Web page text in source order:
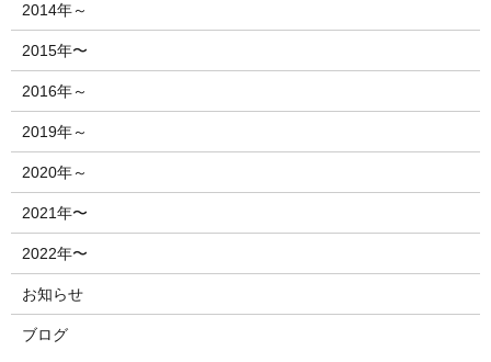
2014年～
2015年〜
2016年～
2019年～
2020年～
2021年〜
2022年〜
お知らせ
ブログ